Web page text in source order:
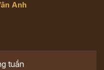
Anh
tuần